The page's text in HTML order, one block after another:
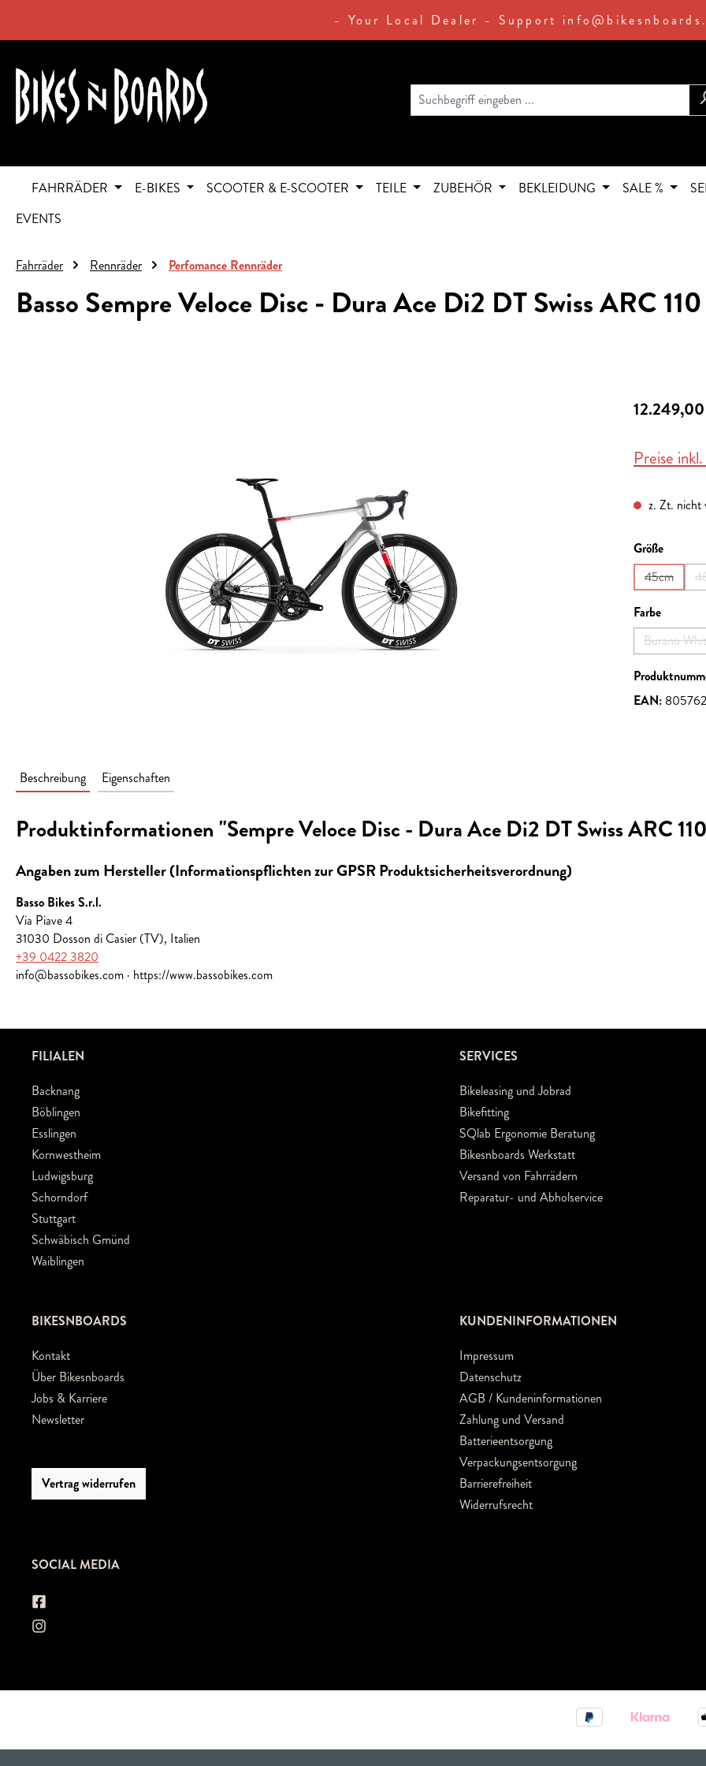
- Your Local Dealer - Support
FAHRRÄDER E-BIKES SCOOTER & E-SCOOTER TEILE ZUBEHÖR BEKLEIDUNG SALE %
EVENTS
Fahrräder Rennräder Perfomance Rennräder
Basso Sempre Veloce Disc - Dura Ace Di2 DT Swiss ARC 110
Preise
z. Zt. nicht
Größe
45cm
(Diese
Farbe
Burano
EAN:
Beschreibung Eigenschaften
Produktinformationen "Sempre Veloce Disc - Dura Ace Di2 DT Swiss ARC
Angaben zum Hersteller (Informationspflichten zur GPSR Produktsicherheitsverordnung)
Basso Bikes S.r.l.
Via Piave 4
31030 Dosson di Casier (TV), Italien
+39 0422 3820
info@bassobikes.com · https://www.bassobikes.com
FILIALEN
Backnang
Böblingen
Esslingen
Kornwestheim
Ludwigsburg
Schorndorf
Stuttgart
Schwäbisch Gmünd
Waiblingen
SERVICES
Bikeleasing und Jobrad
Bikefitting
SQlab Ergonomie Beratung
Bikesnboards Werkstatt
Versand von Fahrrädern
Reparatur- und Abholservice
BIKESNBOARDS
Kontakt
Über Bikesnboards
Jobs & Karriere
Newsletter
Vertrag widerrufen
KUNDENINFORMATIONEN
Impressum
Datenschutz
AGB / Kundeninformationen
Zahlung und Versand
Batterieentsorgung
Verpackungsentsorgung
Barrierefreiheit
Widerrufsrecht
SOCIAL MEDIA